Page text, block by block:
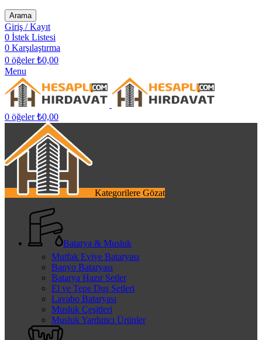
Arama
Giriş / Kayıt
0 İstek Listesi
0 Karşılaştırma
0 öğeler ₺0,00
Menu
0 öğeler ₺0,00
Kategorilere Gözat
Batarya & Musluk
Mutfak Eviye Bataryası
Banyo Bataryası
Batarya Hazır Setler
El ve Tepe Duş Setleri
Lavabo Bataryası
Musluk Çeşitleri
Musluk Yardımcı Ürünler